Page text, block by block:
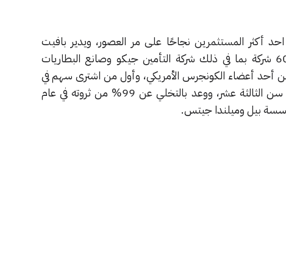
أكثر المستثمرين نجاحًا على مر العصور، ويدير بافيت
مجموعة بيركشاير هاثاواي والتي تمتلك أكثر من 60 شركة بما في ذلك شركة التأمين جيكو وصانع البطاريات
أحد أعضاء الكونجرس الأمريكي، وأول من اشترى سهم في
الحادية عشر من عمره وأودع الضرائب لأول مرة في سن الثالثة عشر، ووعد بالتخلي عن 99% من ثروته في عام